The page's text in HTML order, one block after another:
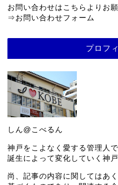
お問い合わせはこちらよりお願
⇒お問い合わせフォーム
プロフ
しん@こべるん
神戸をこよなく愛する管理人
誕生によって変化していく神
尚、記事の内容に関してはあ